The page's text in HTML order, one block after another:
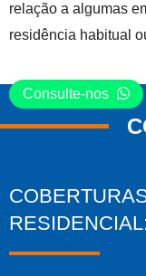
relação a algumas
residência habitual
Consulte-nos